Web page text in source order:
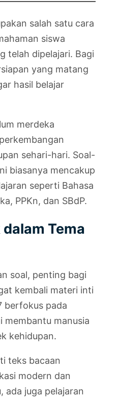
salah satu cara
siswa
telah dipelajari. Bagi
yang matang
hasil belajar
merdeka
sehari-hari. Soal-
biasanya mencakup
seperti Bahasa
PPKn, dan SBdP.
Tema
soal, penting bagi
kembali materi inti
berfokus pada
membantu manusia
kehidupan.
teks bacaan
modern dan
ada juga pelajaran